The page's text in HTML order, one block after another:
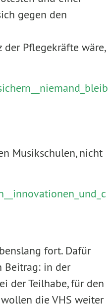
gegen den
Pflegekräfte wäre,
Musikschulen, nicht
fort. Dafür
Beitrag: in der
der Teilhabe, für den
die VHS weiter